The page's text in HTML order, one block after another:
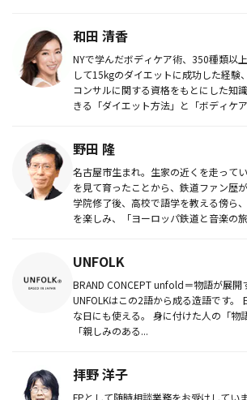
和田 清香
NYで学んだボディケア術、350種類以
して15kgのダイエットに成功した経験
コンサルに関する資格をもとにした知
きる「ダイエット方法」と「ボディケア
野田 隆
名古屋市生まれ。生家の近くを走って
を見て育ったことから、鉄道ファン歴
学院修了後、高校で語学を教える傍ら
を楽しみ、「ヨーロッパ鉄道と音楽の
UNFOLK
BRAND CONCEPT unfold＝物語が展開する folk＝親しみのある
UNFOLKはこの2語から成る造語です。 日常に馴染みつつ、大切
な日にも使える。 身に付けた人の「物
「親しみのある...
拝野 洋子
FPとして随時相談業務をお受けしてい